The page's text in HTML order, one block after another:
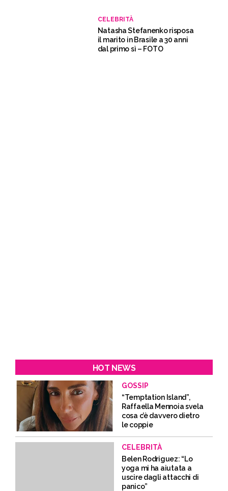
CELEBRITÀ
Natasha Stefanenko risposa
il marito in Brasile a 30 anni
dal primo sì – FOTO
HOT NEWS
GOSSIP
“Temptation Island”,
Raffaella Mennoia svela
cosa c’è davvero dietro
le coppie
CELEBRITÀ
Belen Rodriguez: “Lo
yoga mi ha aiutata a
uscire dagli attacchi di
panico”